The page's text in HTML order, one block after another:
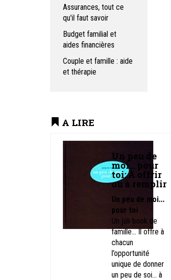
Assurances, tout ce
qu'il faut savoir
Budget familial et
aides financières
Couple et famille : aide
et thérapie
A LIRE
Un peu de
moi... pour
toi: À offrir
ou à remplir
Un peu de moi...
pour toi
Un joli book de
famille... Il offre à
chacun
l’opportunité
unique de donner
un peu de soi… à